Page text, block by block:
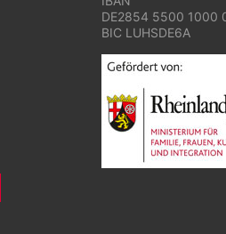
DE2854 5500 1000
BIC LUHSDE6A